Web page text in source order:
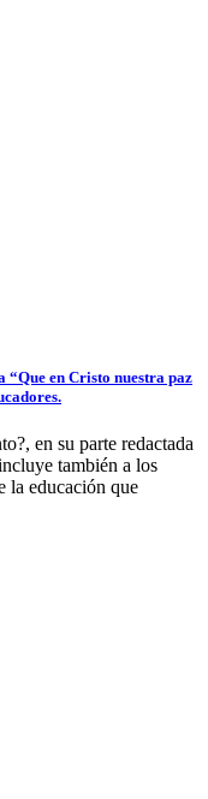
en Cristo nuestra paz
en su parte redactada
también a los
la educación que